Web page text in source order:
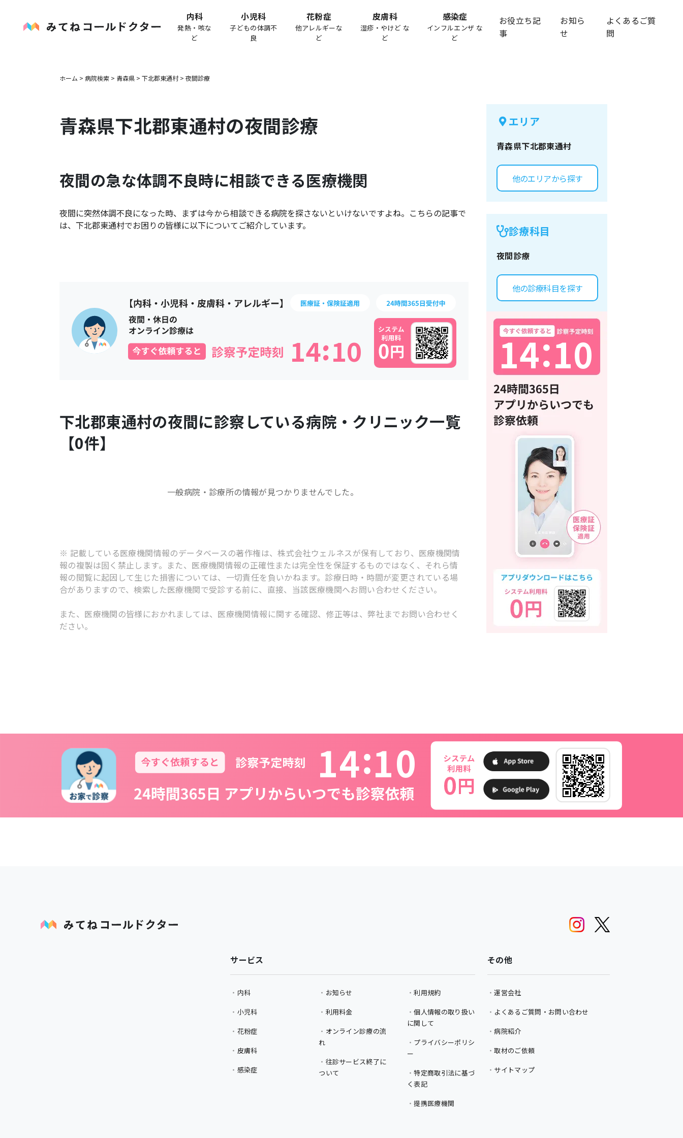
内科
発熱・咳な
ど
小児科
子どもの体調不
良
花粉症
他アレルギーな
ど
皮膚科
湿疹・やけど な
ど
感染症
インフルエンザ な
ど
お役立ち記
事
お知ら
せ
よくあるご質
問
ホーム > 病院検索 > 青森県 > 下北郡東通村 > 夜間診療
青森県下北郡東通村の夜間診療
夜間の急な体調不良時に相談できる医療機関
夜間に突然体調不良になった時、まずは今から相談できる病院を探さないといけないですよね。こちらの記事で
は、 下北郡東通村でお困りの皆様に以下についてご紹介しています。
14 10
:
下北郡東通村の夜間に診察している病院・クリニック一覧
【0件】
一般病院・診療所の情報が見つかりませんでした。
※ 記載している医療機関情報のデータベースの著作権は、株式会社ウェルネスが保有しており、医療機関情
報の複製は固く禁止します。また、医療機関情報の正確性または完全性を保証するものではなく、それら情
報の閲覧に起因して生じた損害については、一切責任を負いかねます。診療日時・時間が変更されている場
合がありますので、検索した医療機関で受診する前に、直接、当該医療機関へお問い合わせください。
また、医療機関の皆様におかれましては、医療機関情報に関する確認、修正等は、弊社までお問い合わせく
ださい。
エリア
青森県下北郡東通村
他のエリアから探す
診療科目
夜間診療
他の診療科目を探す
14：
10
14 10
サービス
内科
小児科
花粉症
皮膚科
感染症
お知らせ
利用料金
オンライン診療の流
れ
往診サービス終了に
ついて
利用規約
個人情報の取り扱い
に関して
プライバシーポリシ
ー
特定商取引法に基づ
く表記
提携医療機関
その他
運営会社
よくあるご質問・お問い合わせ
病院紹介
取材のご依頼
サイトマップ